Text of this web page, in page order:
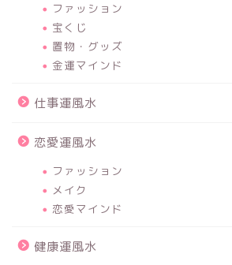
ファッション
宝くじ
置物・グッズ
金運マインド
仕事運風水
恋愛運風水
ファッション
メイク
恋愛マインド
健康運風水